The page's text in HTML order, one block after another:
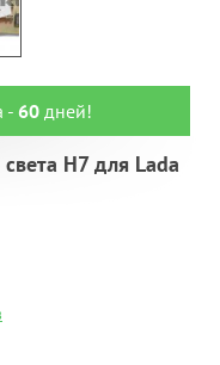
- 60дней!
Н7 для Lada